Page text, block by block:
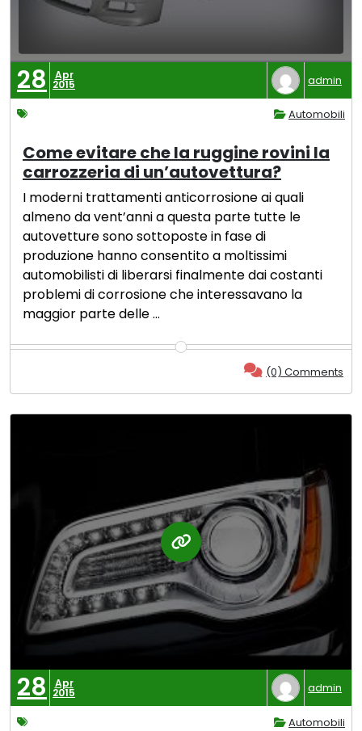
28 Apr
2015 admin
Automobili
Come evitare che la ruggine rovini la
carrozzeria di un’autovettura?
I moderni trattamenti anticorrosione ai quali
almeno da vent’anni a questa parte tutte le
autovetture sono sottoposte in fase di
produzione hanno consentito a moltissimi
automobilisti di liberarsi finalmente dai costanti
problemi di corrosione che interessavano la
maggior parte delle …
(0) Comments
28 Apr
2015 admin
Automobili